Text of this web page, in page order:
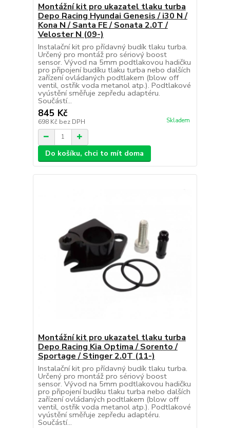
Montážní kit pro ukazatel tlaku turba
Depo Racing Hyundai Genesis / i30 N /
Kona N / Santa FE / Sonata 2.0T /
Veloster N (09-)
Instalační kit pro přídavný budík tlaku turba.
Určený pro montáž pro sériový boost
sensor. Vývod na 5mm podtlakovou hadičku
pro připojení budíku tlaku turba nebo dalších
zařízení ovládaných podtlakem (blow off
ventil, ostřik voda metanol atp.). Podtlakové
vyústění směřuje zepředu adaptéru.
Součástí...
845 Kč
698 Kč bez DPH Skladem
Do košíku, chci to mít doma
Montážní kit pro ukazatel tlaku turba
Depo Racing Kia Optima / Sorento /
Sportage / Stinger 2.0T (11-)
Instalační kit pro přídavný budík tlaku turba.
Určený pro montáž pro sériový boost
sensor. Vývod na 5mm podtlakovou hadičku
pro připojení budíku tlaku turba nebo dalších
zařízení ovládaných podtlakem (blow off
ventil, ostřik voda metanol atp.). Podtlakové
vyústění směřuje zepředu adaptéru.
Součástí...